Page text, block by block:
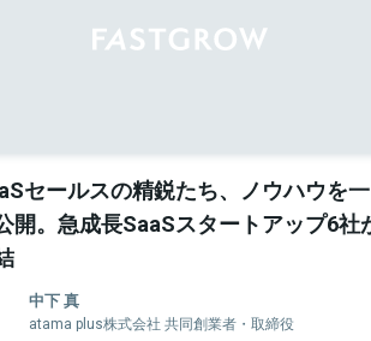
セールスの精鋭たち、ノウハウを一
開。急成長SaaSスタートアップ6社
中下 真
atama plus株式会社 共同創業者・取締役